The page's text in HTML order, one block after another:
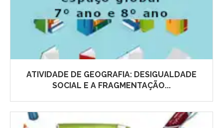
ATIVIDADE DE GEOGRAFIA: DESIGUALDADE
SOCIAL E A FRAGMENTAÇÃO...